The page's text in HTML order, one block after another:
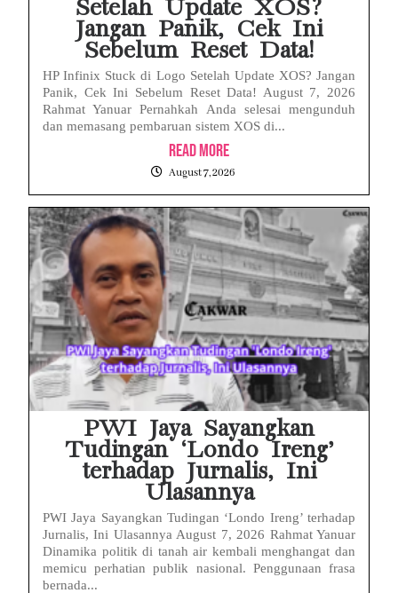
Setelah Update XOS?
Jangan Panik, Cek Ini
Sebelum Reset Data!
HP Infinix Stuck di Logo Setelah Update XOS? Jangan
Panik, Cek Ini Sebelum Reset Data! August 7, 2026
Rahmat Yanuar Pernahkah Anda selesai mengunduh
dan memasang pembaruan sistem XOS di...
Read More
August 7, 2026
PWI Jaya Sayangkan
Tudingan ‘Londo Ireng’
terhadap Jurnalis, Ini
Ulasannya
PWI Jaya Sayangkan Tudingan ‘Londo Ireng’ terhadap
Jurnalis, Ini Ulasannya August 7, 2026 Rahmat Yanuar
Dinamika politik di tanah air kembali menghangat dan
memicu perhatian publik nasional. Penggunaan frasa
bernada...